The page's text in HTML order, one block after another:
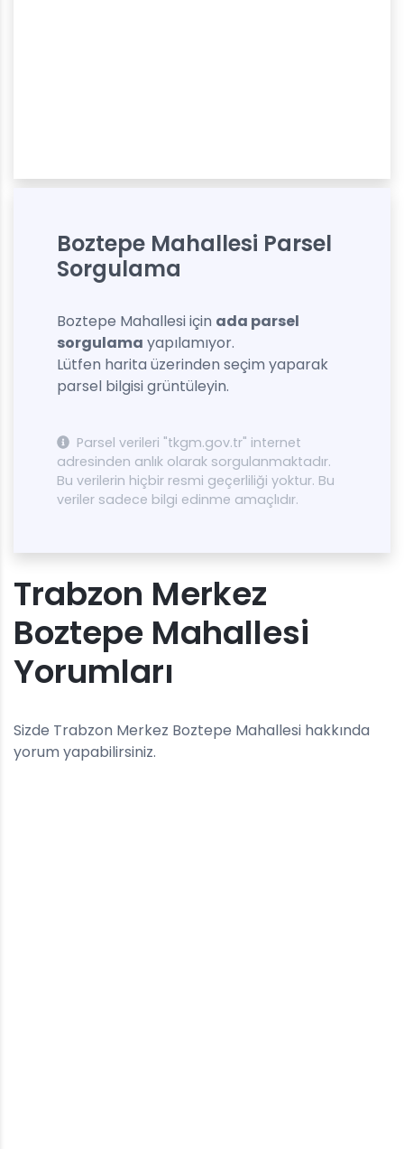
Boztepe Mahallesi Parsel
Sorgulama
Boztepe Mahallesi için ada parsel
sorgulama yapılamıyor.
Lütfen harita üzerinden seçim yaparak
parsel bilgisi grüntüleyin.
Parsel verileri "tkgm.gov.tr" internet
adresinden anlık olarak sorgulanmaktadır.
Bu verilerin hiçbir resmi geçerliliği yoktur. Bu
veriler sadece bilgi edinme amaçlıdır.
Trabzon Merkez
Boztepe Mahallesi
Yorumları
Sizde Trabzon Merkez Boztepe Mahallesi hakkında
yorum yapabilirsiniz.